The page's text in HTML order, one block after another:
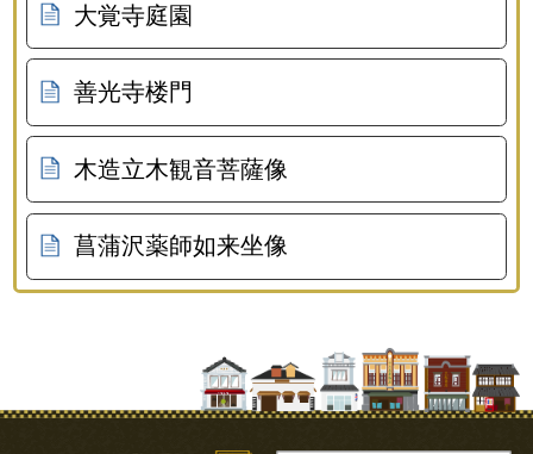
大覚寺庭園
善光寺楼門
木造立木観音菩薩像
菖蒲沢薬師如来坐像